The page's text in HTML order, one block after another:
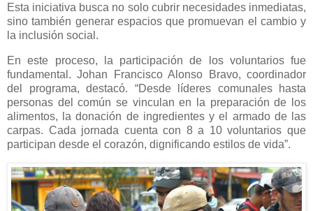
Esta iniciativa busca no solo cubrir necesidades inmediatas,
sino también generar espacios que promuevan el cambio y
la inclusión social.
En este proceso, la participación de los voluntarios fue
fundamental. Johan Francisco Alonso Bravo, coordinador
del programa, destacó. “Desde líderes comunales hasta
personas del común se vinculan en la preparación de los
alimentos, la donación de ingredientes y el armado de las
carpas. Cada jornada cuenta con 8 a 10 voluntarios que
participan desde el corazón, dignificando estilos de vida”.